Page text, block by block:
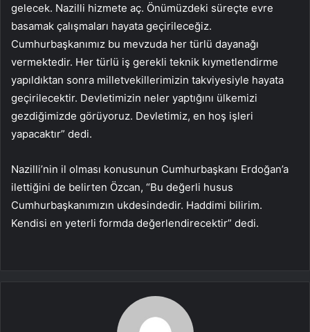
gelecek. Nazilli hizmete aç. Önümüzdeki süreçte evre
basamak çalışmaları hayata geçirileceğiz.
Cumhurbaşkanımız bu mevzuda her türlü dayanağı
vermektedir. Her türlü iş gerekli teknik kıymetlendirme
yapıldıktan sonra milletvekillerimizin takviyesiyle hayata
geçirilecektir. Devletimizin neler yaptığını ülkemizi
gezdiğimizde görüyoruz. Devletimiz, en hoş işleri
yapacaktır” dedi.
Nazilli’nin il olması konusunun Cumhurbaşkanı Erdoğan’a
ilettiğini de belirten Özcan, “Bu değerli husus
Cumhurbaşkanımızın ukdesindedir. Haddimi bilirim.
Kendisi en yeterli formda değerlendirecektir” dedi.